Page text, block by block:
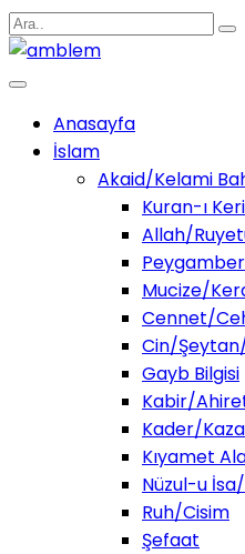
Anasayfa
İslam
Akaid/Kelami
Kuran-ı
Allah/
Mucize/
Cennet/
Cin/
Gayb Bilgisi
Kabir/
Kader/Kaza
Kıyamet
Nüzul-u
Ruh/Cisim
Şefaat